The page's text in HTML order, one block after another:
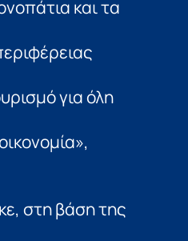
και τα
για όλη
στη βάση της